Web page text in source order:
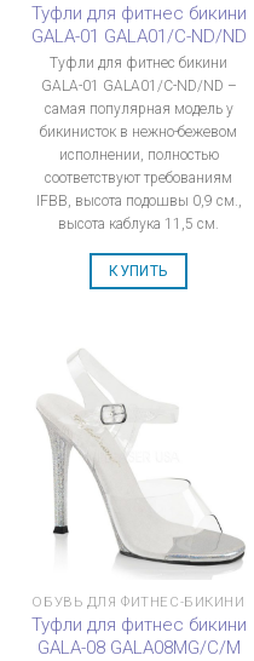
Туфли для фитнес бикини
GALA-01 GALA01/C-ND/ND
Туфли для фитнес бикини
GALA-01 GALA01/C-ND/ND –
самая популярная модель у
бикинисток в нежно-бежевом
исполнении, полностью
соответствуют требованиям
IFBB, высота подошвы 0,9 см.,
высота каблука 11,5 см.
КУПИТЬ
ОБУВЬ ДЛЯ ФИТНЕС-БИКИНИ
Туфли для фитнес бикини
GALA-08 GALA08MG/C/M